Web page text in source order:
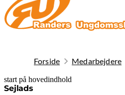
Forside Medarbejdere
start på hovedindhold
Sejlads
senest opdateret 10. februar 2026